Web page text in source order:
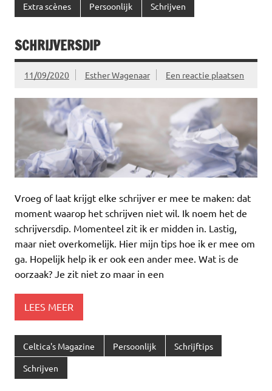
Extra scènes Persoonlijk Schrijven
SCHRIJVERSDIP
11/09/2020 Esther Wagenaar Een reactie plaatsen
Vroeg of laat krijgt elke schrijver er mee te maken: dat
moment waarop het schrijven niet wil. Ik noem het de
schrijversdip. Momenteel zit ik er midden in. Lastig,
maar niet overkomelijk. Hier mijn tips hoe ik er mee om
ga. Hopelijk help ik er ook een ander mee. Wat is de
oorzaak? Je zit niet zo maar in een
LEES MEER
Celtica's Magazine Persoonlijk Schrijftips
Schrijven